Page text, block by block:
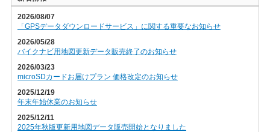
2026/08/07
「GPSデータダウンロードサービス」に関する重要なお知らせ
2026/05/28
バイクナビ用地図更新データ販売終了のお知らせ
2026/03/23
microSDカードお届けプラン 価格改定のお知らせ
2025/12/19
年末年始休業のお知らせ
2025/12/11
2025年秋版更新用地図データ販売開始となりました